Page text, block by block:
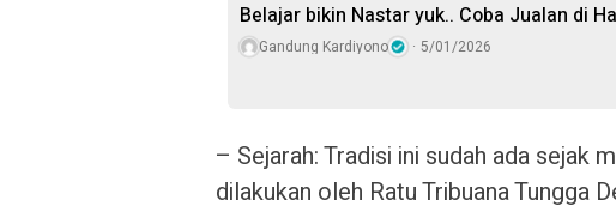
Belajar bikin Nastar yuk.. Coba Jualan di
Gandung Kardiyono 5/01/2026
– Sejarah: Tradisi ini sudah ada sejak
dilakukan oleh Ratu Tribuana Tungga